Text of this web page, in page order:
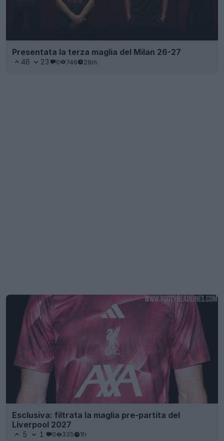
Presentata la terza maglia del Milan 26-27
46 23 0 746 28m
Esclusiva: filtrata la maglia pre-partita del
Liverpool 2027
5 1 0 335 1h